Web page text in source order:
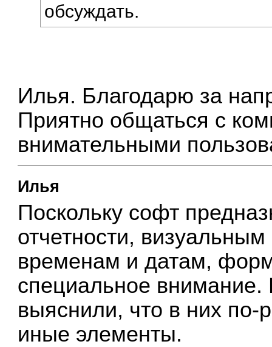
обсуждать.
Илья. Благодарю за
Приятно общаться с
внимательными
Илья
Поскольку софт
отчетности,
временам и датам,
специальное
выяснили, что в них по-
иные элементы.